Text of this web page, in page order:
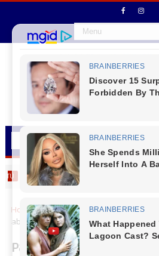
de Espigão Alto do Iguaçu segue
Home Economia
Paraná tem 21,6
abertas nas Agências do Trabalhador
Paraná tem 21,6 mil